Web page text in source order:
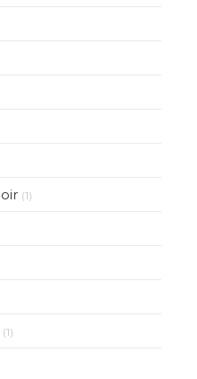
(1)
(1)